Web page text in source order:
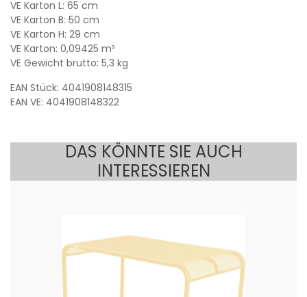
VE Karton L: 65 cm
VE Karton B: 50 cm
VE Karton H: 29 cm
VE Karton: 0,09425 m³
VE Gewicht brutto: 5,3 kg
EAN Stück: 4041908148315
EAN VE: 4041908148322
DAS KÖNNTE SIE AUCH
INTERESSIEREN